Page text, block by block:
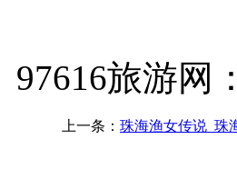
97616旅游网
上一条： 珠海渔女传说_珠